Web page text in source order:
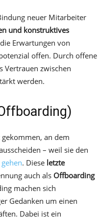
neuer Mitarbeiter
und konstruktives
Erwartungen von
offen. Durch offene
Vertrauen zwischen
werden.
an dem
– weil sie den
. Diese letzte
auch als Offboarding
machen sich
Gedanken um einen
Dabei ist ein